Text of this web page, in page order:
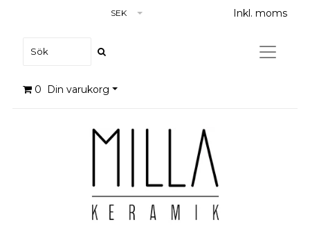
SEK Inkl. moms
0 Din varukorg